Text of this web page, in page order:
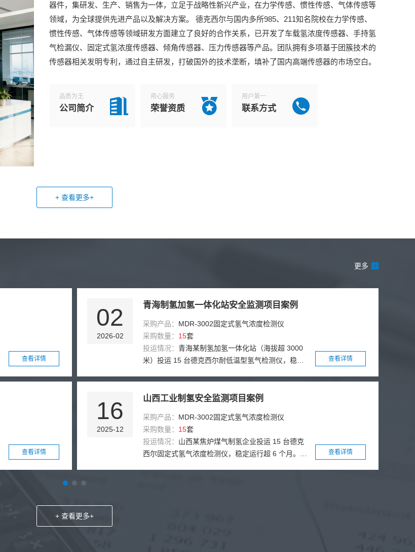
器件，集研发、生产、销售为一体，立足于战略性新兴产业，在力学传感、惯性传感、气体传感等
领域，为全球提供先进产品以及解决方案。 德克西尔与国内多所985、211知名院校在力学传感、
惯性传感、气体传感等领域研发方面建立了良好的合作关系，已开发了车载氢浓度传感器、手持氢
气检漏仪、固定式氢浓度传感器、倾角传感器、压力传感器等产品。团队拥有多项基于团簇技术的
传感器相关发明专利，通过自主研发，打破国外的技术垄断，填补了国内高端传感器的市场空白。
品质为王
公司简介
用心服务
荣誉资质
用户第一
联系方式
+ 查看更多+
更多
查看详情
02
2026-02
青海制氢加氢一体化站安全监测项目案例
采购产品： MDR-3002固定式氢气浓度检测仪
采购数量： 15套
投运情况： 青海某制氢加氢一体化站（海拔超 3000
米）投运 15 台德克西尔耐低温型氢气检测仪，稳定
警，成功预警 2 起泄漏，泄漏发现时效由小时级缩至
拔氢能设施监测提供示范。
查看详情
查看详情
16
2025-12
山西工业制氢安全监测项目案例
采购产品： MDR-3002固定式氢气浓度检测仪
采购数量： 15套
投运情况： 山西某焦炉煤气制氢企业投运 15 台德克
西尔固定式氢气浓度检测仪，稳定运行超 6 个月。系
查看详情
+ 查看更多+